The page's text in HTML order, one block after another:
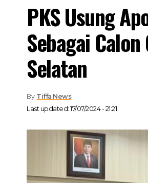
PKS Usung
Sebagai
Selatan
Last updated: 17/07/2024 - 21:21
By Tiffa News